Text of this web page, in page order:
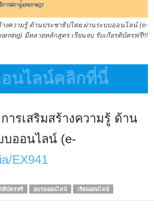
งความรู้ ด้านประชาธิปไตย ผ่านระบบออนไลน์ (e-
มีหลายหลักสูตร เรียนจบ รับเกียรติ​บัตรฟรี!!!
อนไลน์คลิกที่นี่
ารเสริมสร้างความรู้ ด้าน
บออนไลน์ (e-
EX941
ติบัตรฟรี อบรมออนไลน์ เรียนออนไลน์